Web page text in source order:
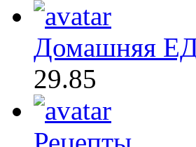
Домашняя
29.85